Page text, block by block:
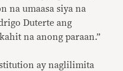
na umaasa siya na
Duterte ang
na anong paraan.”
ay naglilimita